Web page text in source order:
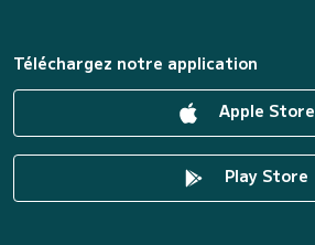
Téléchargez notre application
Apple Store
Play Store